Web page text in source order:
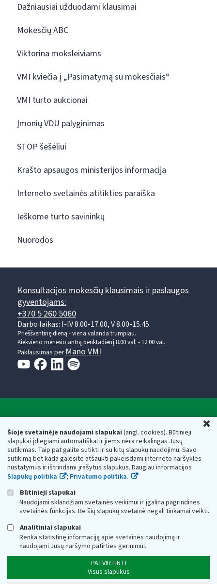
Šioje svetainėje naudojami slapukai(angl. cookies). Būtinieji
slapukai įdiegiami automatiškai ir jiems nėra reikalingas Jūsų
sutikimas. Taip pat galite sutikti ir su kitų slapukų naudojimu. Savo
sutikimą bet kada galėsite atšaukti pakeisdami interneto naršyklės
nustatymus ir ištrindami įrašytus slapukus. Daugiau informacijos
Slapukų politika
; Privatumo politika.
Būtinieji slapukai
Naudojami sklandžiam svetainės veikimui ir įgalina pagrindines
svetainės funkcijas. Be šių slapukų svetainė negali tinkamai veikti.
Analitiniai slapukai
Renka statistinę informaciją apie svetainės naudojimą ir
naudojami Jūsų naršymo patirties gerinimui.
PATVIRTINTI
Visus slapukus
Dažniausiai užduodami klausimai
Mokesčių ABC
Viktorina moksleiviams
VMI kviečia į „Pasimatymą su mokesčiais“
VMI turto aukcionai
Įmonių VDU palyginimas
STOP šešėliui
Krašto apsaugos ministerijos informacija
Interneto svetainės atitikties paraiška
Ieškome turto savininkų
Nuorodos
Konsultacijos mokesčių klausimais ir paslaugos
gyventojams:
+370 5 260 5060
Darbo laikas: I-IV 8.00-17.00, V 8.00-15.45.
Prieššventinę dieną - viena valanda trumpiau.
Kiekvieno mėnesio antrą penktadienį 8.00 val. - 12.00 val.
Paklausimas per Mano VMI
Respublikos finansų ministerijos
Biudžetinė įstaiga. Juridinio asmens kodas — 188659752,
adresas: Vasario 16-osios g. 14, 01107 Vilnius, Lietuva, el.paštas:
vmi@vmi.lt, E. pristatymo dėžutės adresas 188659752
Duomenys apie Valstybinę mokesčių inspekciją prie Lietuvos
Respublikos finansų ministerijos kaupiami ir saugomi Juridinių